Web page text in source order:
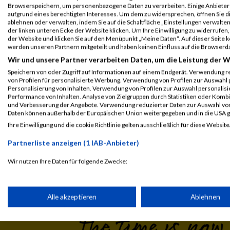
Athlon 10km
Legende:
GPos = Geschlechter Position, KPos = Kategorie Position, TPos
Disqualifiziert
Laufsport Anmeldung
Browserspeichern, um personenbezogene Daten zu verarbeiten. Einige
aufgrund eines berechtigten Interesses. Um dem zu widersprechen, öffnen Sie
ablehnen oder verwalten, indem Sie auf die Schaltfläche „Einstellungen
der linken unteren Ecke der Website klicken. Um Ihre Einwilligung zu
der Website und klicken Sie auf den Menüpunkt „Meine Daten“. Auf dieser
werden unseren Partnern mitgeteilt und haben keinen Einfluss auf die
Wir und unsere Partner verarbeiten Daten, um die Leistung der
Speichern von oder Zugriff auf Informationen auf einem Endgerät. Verwendung
von Profilen für personalisierte Werbung. Verwendung von Profilen zur
Personalisierung von Inhalten. Verwendung von Profilen zur Auswahl
Performance von Inhalten. Analyse von Zielgruppen durch Statistiken oder
und Verbesserung der Angebote. Verwendung reduzierter Daten zur Auswahl
Daten können außerhalb der Europäischen Union weitergegeben und in die USA
Ihre Einwilligung und die cookie Richtlinie gelten ausschließlich für diese
Partnerliste anzeigen (1 IAB-Anbieter)
Wir nutzen Ihre Daten für folgende Zwecke:
Speichern von oder Zugriff auf Informationen auf einem
Verwendung reduzierter Daten zur Auswahl von
Alle akzeptieren Ablehnen